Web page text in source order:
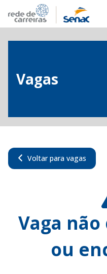
Vagas
Voltar para vagas
Vaga
ou